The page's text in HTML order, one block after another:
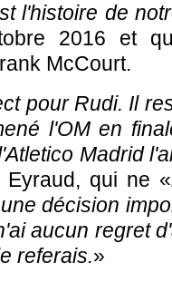
l'histoire de
2016 et
McCourt.
pour Rudi. Il
l'OM en
Madrid
qui ne «
décision
aucun regret
referais.»